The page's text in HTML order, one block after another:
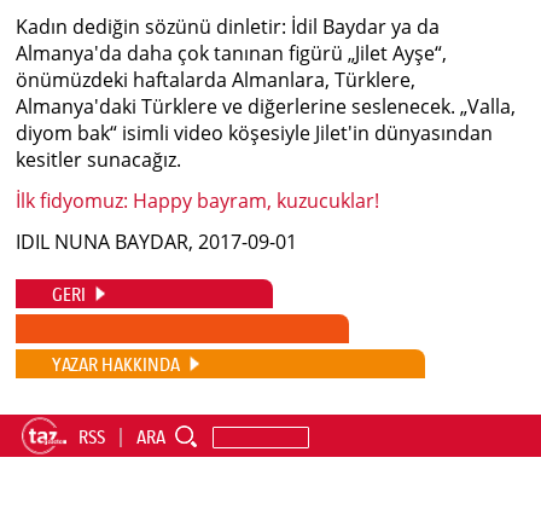
Kadın dediğin sözünü dinletir: İdil Baydar ya da
Almanya'da daha çok tanınan figürü „Jilet Ayşe“,
önümüzdeki haftalarda Almanlara, Türklere,
Almanya'daki Türklere ve diğerlerine seslenecek. „Valla,
diyom bak“ isimli video köşesiyle Jilet'in dünyasından
kesitler sunacağız.
İlk fidyomuz: Happy bayram, kuzucuklar!
IDIL NUNA BAYDAR, 2017-09-01
GERI
YAZAR HAKKINDA
RSS ARA